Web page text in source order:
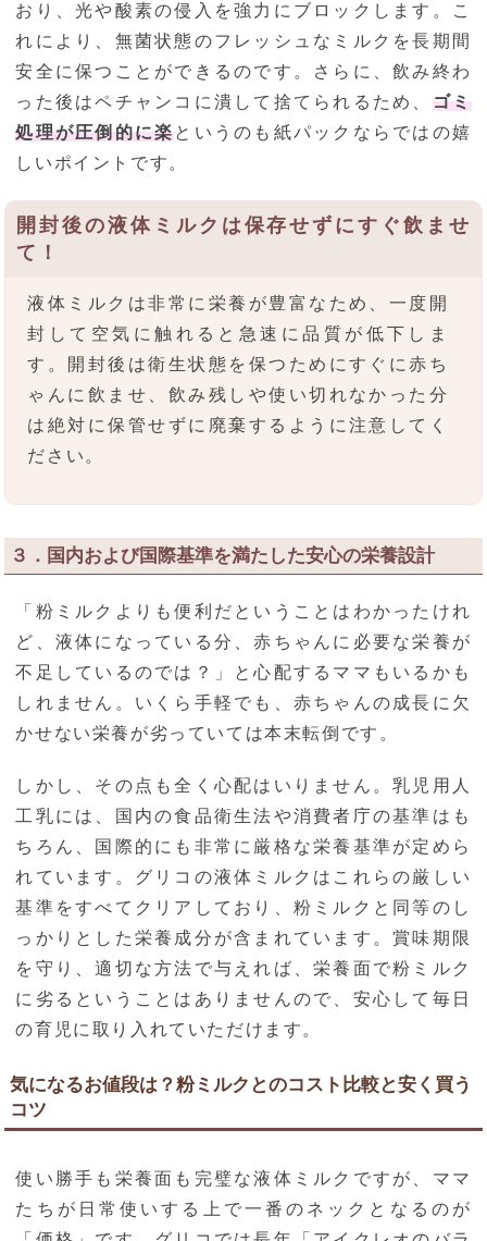
おり、光や酸素の侵入を強力にブロックします。こ
れにより、無菌状態のフレッシュなミルクを長期間
安全に保つことができるのです。さらに、飲み終わ
った後はペチャンコに潰して捨てられるため、 ゴミ
処理が圧倒的に楽というのも紙パックならではの嬉
しいポイントです。
開封後の液体ミルクは保存せずにすぐ飲ませ
て！
液体ミルクは非常に栄養が豊富なため、一度開
封して空気に触れると急速に品質が低下しま
す。開封後は衛生状態を保つためにすぐに赤ち
ゃんに飲ませ、飲み残しや使い切れなかった分
は絶対に保管せずに廃棄するように注意してく
ださい。
３．国内および国際基準を満たした安心の栄養設計
「粉ミルクよりも便利だということはわかったけれ
ど、液体になっている分、赤ちゃんに必要な栄養が
不足しているのでは？」と心配するママもいるかも
しれません。いくら手軽でも、赤ちゃんの成長に欠
かせない栄養が劣っていては本末転倒です。
しかし、その点も全く心配はいりません。乳児用人
工乳には、国内の食品衛生法や消費者庁の基準はも
ちろん、国際的にも非常に厳格な栄養基準が定めら
れています。グリコの液体ミルクはこれらの厳しい
基準をすべてクリアしており、粉ミルクと同等のし
っかりとした栄養成分が含まれています。賞味期限
を守り、適切な方法で与えれば、栄養面で粉ミルク
に劣るということはありませんので、安心して毎日
の育児に取り入れていただけます。
気になるお値段は？粉ミルクとのコスト比較と安く買う
コツ
使い勝手も栄養面も完璧な液体ミルクですが、ママ
たちが日常使いする上で一番のネックとなるのが